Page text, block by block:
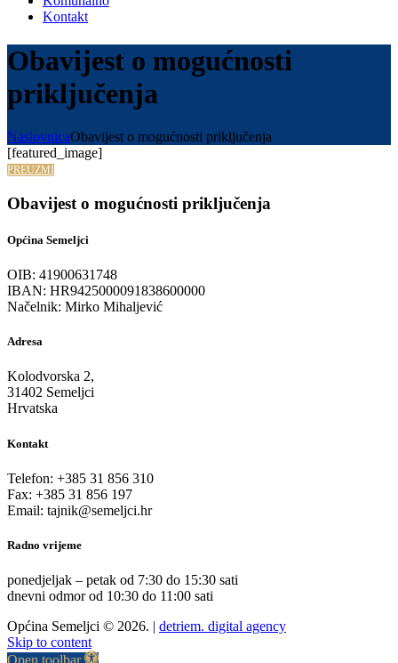
Kontakt
Obavijest o mogućnosti
priključenja
NaslovnicaObavijest o mogućnosti priključenja
[featured_image]
PREUZMI
Obavijest o mogućnosti priključenja
Općina Semeljci
OIB: 41900631748
IBAN: HR9425000091838600000
Načelnik: Mirko Mihaljević
Adresa
Kolodvorska 2,
31402 Semeljci
Hrvatska
Kontakt
Telefon: +385 31 856 310
Fax: +385 31 856 197
Email: tajnik@semeljci.hr
Radno vrijeme
ponedjeljak – petak od 7:30 do 15:30 sati
dnevni odmor od 10:30 do 11:00 sati
Općina Semeljci © 2026. | detriem. digital agency
Skip to content